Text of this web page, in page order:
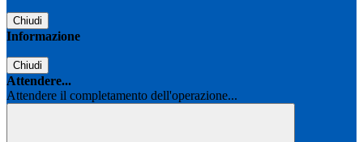
Chiudi
Informazione
Chiudi
Attendere...
Attendere il completamento dell'operazione...